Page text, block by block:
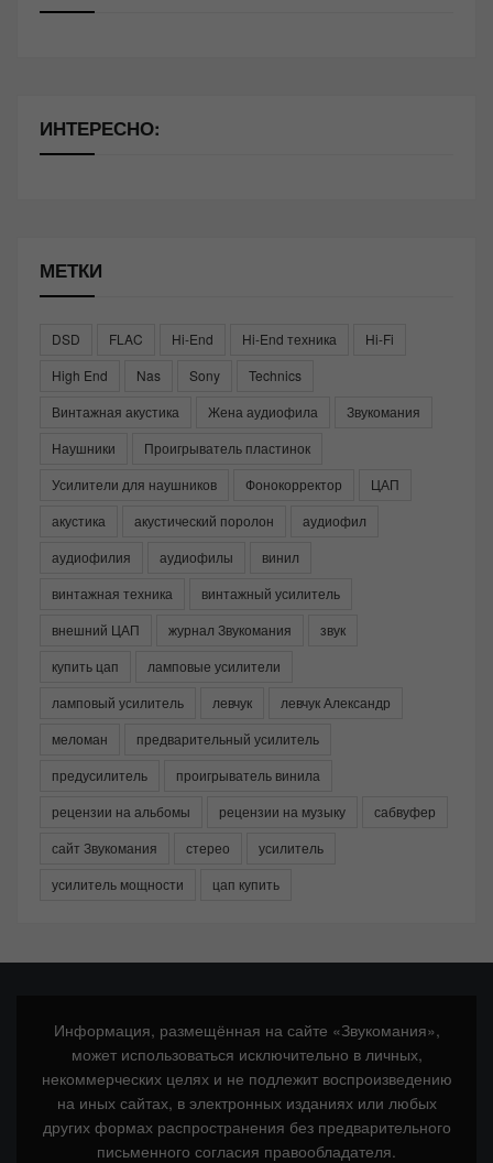
ИНТЕРЕСНО:
МЕТКИ
DSD FLAC Hi-End Hi-End техника
Hi-Fi
High End
Nas Sony
Technics
Винтажная акустика
Жена аудиофила
Звукомания
Наушники
Проигрыватель пластинок
Усилители для наушников
Фонокорректор
ЦАП
акустика
акустический поролон
аудиофил
аудиофилия
аудиофилы
винил
винтажная техника
винтажный усилитель
внешний ЦАП
журнал Звукомания
звук
купить цап
ламповые усилители
ламповый усилитель
левчук
левчук Александр
меломан
предварительный усилитель
предусилитель
проигрыватель винила
рецензии на альбомы
рецензии на музыку
сабвуфер
сайт Звукомания
стерео
усилитель
усилитель мощности
цап купить
Информация, размещённая на сайте «Звукомания»,
может использоваться исключительно в личных,
некоммерческих целях и не подлежит воспроизведению
на иных сайтах, в электронных изданиях или любых
других формах распространения без предварительного
письменного согласия правообладателя.